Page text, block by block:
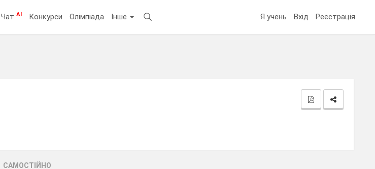
ЧатAI Конкурси Олімпіада Інше Я учень Вхід Реєстрація
САМОСТІЙНО